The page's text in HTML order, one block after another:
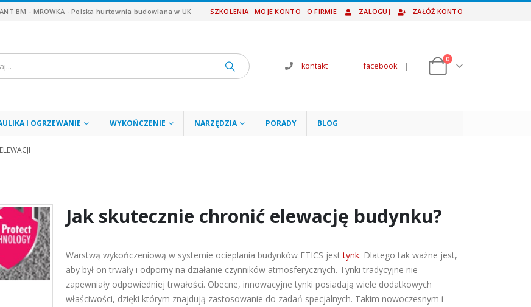
ANT BM - MROWKA - Polska hurtownia budowlana w UK SZKOLENIA MOJE KONTO O FIRMIE ZALOGUJ ZAŁÓŻ KONTO
kontakt | facebook |
0
I OGRZEWANIE WYKOŃCZENIE NARZĘDZIA PORADY BLOG
Jak skutecznie chronić elewację budynku?
Warstwą wykończeniową w systemie ocieplania budynków ETICS jesttynk. Dlatego tak ważne jest,
aby był on trwały i odporny na działanie czynników atmosferycznych. Tynki tradycyjne nie
zapewniały odpowiedniej trwałości. Obecne, innowacyjne tynki posiadają wiele dodatkowych
właściwości, dzięki którym znajdują zastosowanie do zadań specjalnych. Takim nowoczesnym i